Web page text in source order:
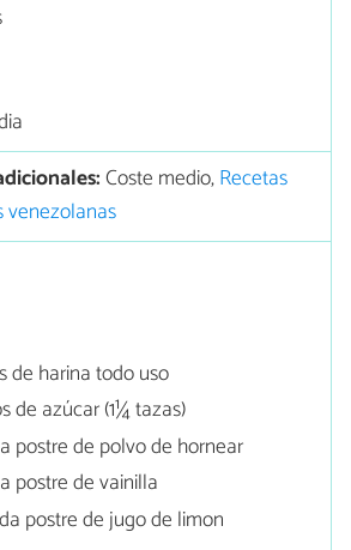
Coste medio,Recetas
venezolanas
de harina todo uso
de azúcar (1¼ tazas)
postre de polvo de hornear
postre de vainilla
postre de jugo de limon